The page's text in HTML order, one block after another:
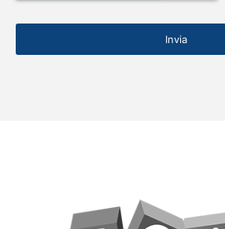
Invia